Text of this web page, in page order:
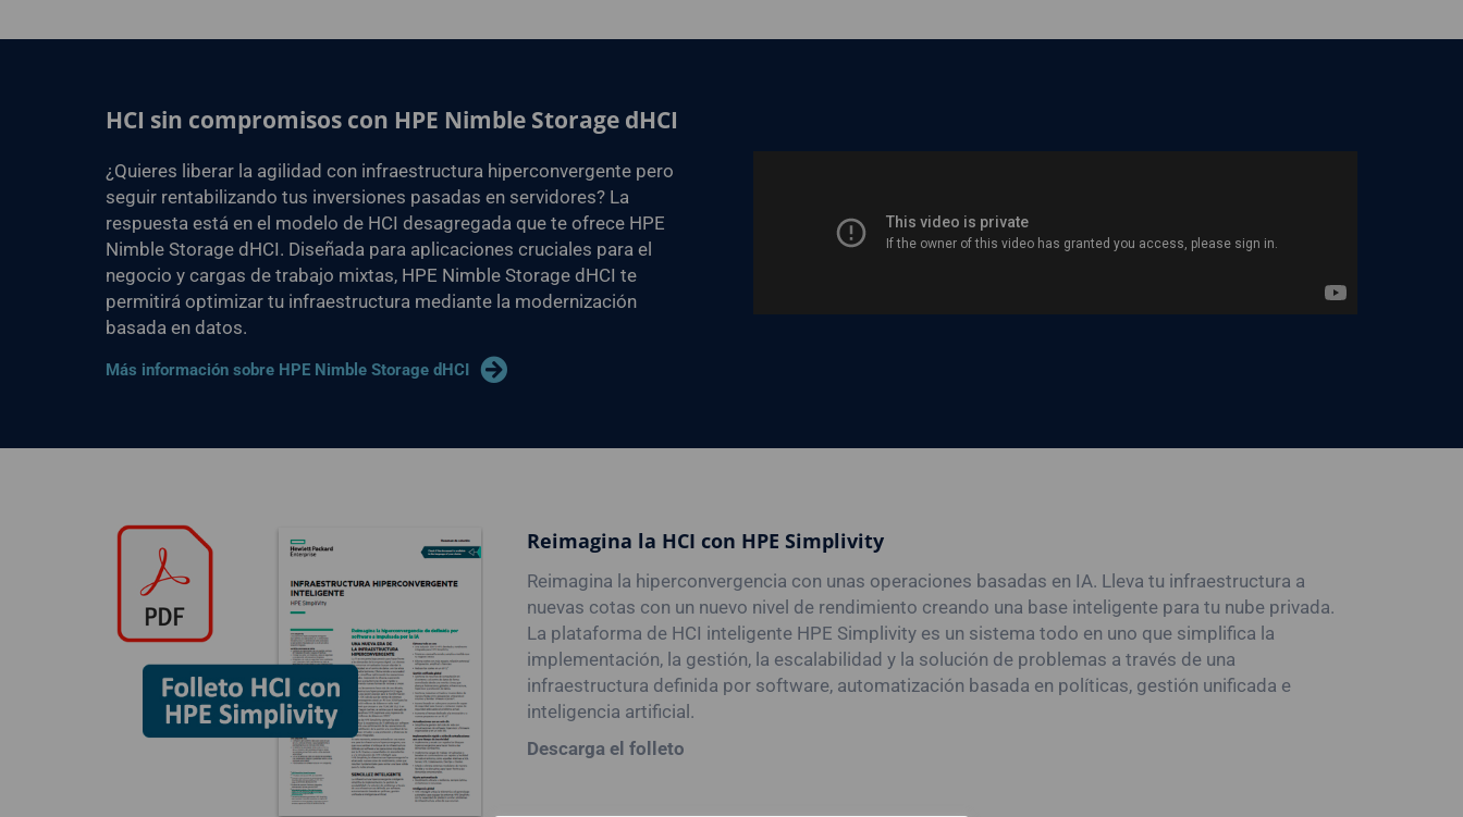
HCI sin compromisos con HPE Nimble Storage dHCI
¿Quieres liberar la agilidad con infraestructura hiperconvergente pero
seguir rentabilizando tus inversiones pasadas en servidores? La
respuesta está en el modelo de HCI desagregada que te ofrece HPE
Nimble Storage dHCI. Diseñada para aplicaciones cruciales para el
negocio y cargas de trabajo mixtas, HPE Nimble Storage dHCI te
permitirá optimizar tu infraestructura mediante la modernización
basada en datos.
Más información sobre HPE Nimble Storage dHCI
Reimagina la HCI con HPE Simplivity
Reimagina la hiperconvergencia con unas operaciones basadas en IA. Lleva tu infraestructura a
nuevas cotas con un nuevo nivel de rendimiento creando una base inteligente para tu nube privada.
La plataforma de HCI inteligente HPE Simplivity es un sistema todo en uno que simplifica la
implementación, la gestión, la escalabilidad y la solución de problemas a través de una
infraestructura definida por software, automatización basada en políticas, gestión unificada e
inteligencia artificial.
Descarga el folleto